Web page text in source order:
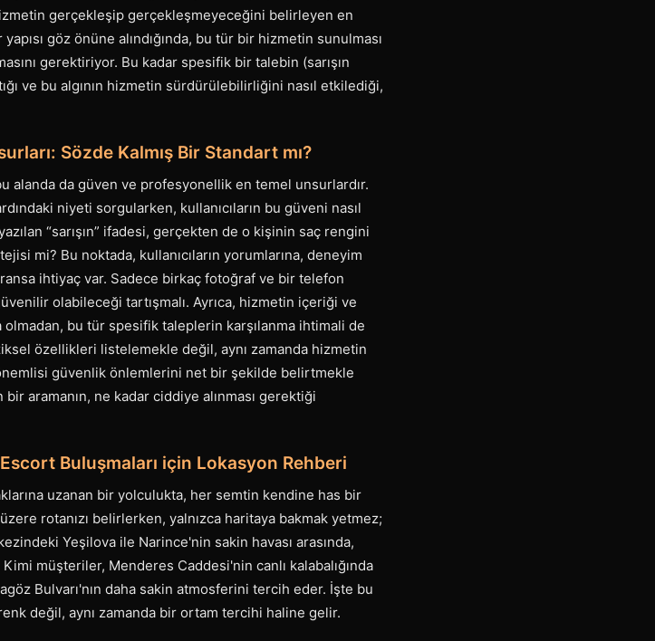
gerçekleşip gerçekleşmeyeceğini belirleyen en
göz önüne alındığında, bu tür bir hizmetin sunulması
gerektiriyor. Bu kadar spesifik bir talebin (sarışın
ve bu algının hizmetin sürdürülebilirliğini nasıl etkilediği,
Sözde Kalmış Bir Standart mı?
da güven ve profesyonellik en temel unsurlardır.
niyeti sorgularken, kullanıcıların bu güveni nasıl
“sarışın” ifadesi, gerçekten de o kişinin saç rengini
mi? Bu noktada, kullanıcıların yorumlarına, deneyim
ihtiyaç var. Sadece birkaç fotoğraf ve bir telefon
olabileceği tartışmalı. Ayrıca, hizmetin içeriği ve
olmadan, bu tür spesifik taleplerin karşılanma ihtimali de
özellikleri listelemekle değil, aynı zamanda hizmetin
güvenlik önlemlerini net bir şekilde belirtmekle
aramanın, ne kadar ciddiye alınması gerektiği
Escort Buluşmaları için Lokasyon Rehberi
uzanan bir yolculukta, her semtin kendine has bir
rotanızı belirlerken, yalnızca haritaya bakmak yetmez;
Yeşilova ile Narince'nin sakin havası arasında,
müşteriler, Menderes Caddesi'nin canlı kalabalığında
Bulvarı'nın daha sakin atmosferini tercih eder. İşte bu
değil, aynı zamanda bir ortam tercihi haline gelir.